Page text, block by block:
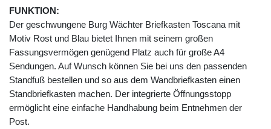
FUNKTION:
Der geschwungene Burg Wächter Briefkasten Toscana mit
Motiv Rost und Blau bietet Ihnen mit seinem großen
Fassungsvermögen genügend Platz auch für große A4
Sendungen. Auf Wunsch können Sie bei uns den passenden
Standfuß bestellen und so aus dem Wandbriefkasten einen
Standbriefkasten machen. Der integrierte Öffnungsstopp
ermöglicht eine einfache Handhabung beim Entnehmen der
Post.